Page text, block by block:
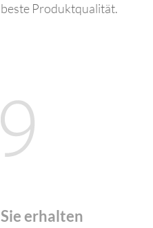
beste Produktqualität.
Sie erhalten